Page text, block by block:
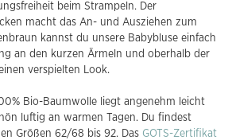
beim Strampeln. Der
macht das An- und Ausziehen zum
kannst du unsere Babybluse einfach
an den kurzen Ärmeln und oberhalb der
verspielten Look.
Bio-Baumwolle liegt angenehm leicht
luftig an warmen Tagen. Du findest
Größen 62/68 bis 92. Das GOTS-Zertifikat